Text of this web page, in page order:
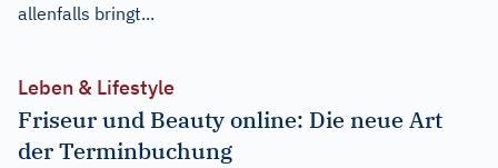
allenfalls bringt...
Leben & Lifestyle
Friseur und Beauty online: Die neue Art
der Terminbuchung